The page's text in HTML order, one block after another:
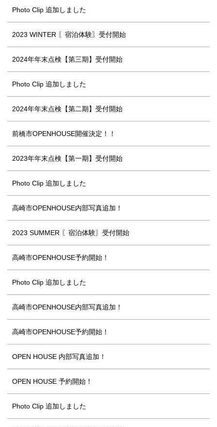
Photo Clip 追加しました
2023 WINTER 〖宿泊体験〗受付開始
2024年年末点検【第三期】受付開始
Photo Clip 追加しました
2024年年末点検【第二期】受付開始
前橋市OPENHOUSE開催決定！！
2023年年末点検【第一期】受付開始
Photo Clip 追加しました
高崎市OPENHOUSE内部写真追加！
2023 SUMMER 〖宿泊体験〗受付開始
高崎市OPENHOUSE予約開始！
Photo Clip 追加しました
高崎市OPENHOUSE内部写真追加！
高崎市OPENHOUSE予約開始！
OPEN HOUSE 内部写真追加！
OPEN HOUSE 予約開始！
Photo Clip 追加しました